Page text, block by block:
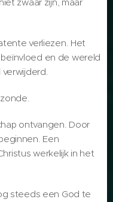
zwaar zijn, maar
verliezen. Het
en de wereld
ontvangen. Door
Een
werkelijk in het
steeds een God te